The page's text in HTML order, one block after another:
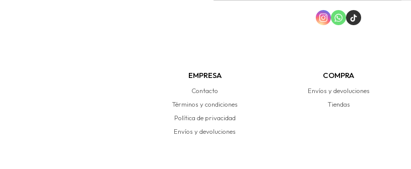
EMPRESA
Contacto
Términos y condiciones
Política de privacidad
Envíos y devoluciones
COMPRA
Envíos y devoluciones
Tiendas
  